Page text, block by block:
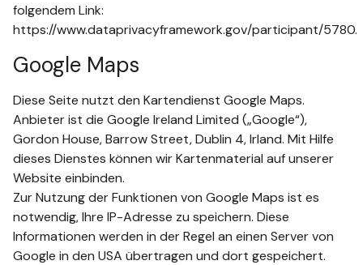
folgendem Link:
https://www.dataprivacyframework.gov/participant/5780.
Google Maps
Diese Seite nutzt den Kartendienst Google Maps.
Anbieter ist die Google Ireland Limited („Google“),
Gordon House, Barrow Street, Dublin 4, Irland. Mit Hilfe
dieses Dienstes können wir Kartenmaterial auf unserer
Website einbinden.
Zur Nutzung der Funktionen von Google Maps ist es
notwendig, Ihre IP-Adresse zu speichern. Diese
Informationen werden in der Regel an einen Server von
Google in den USA übertragen und dort gespeichert.